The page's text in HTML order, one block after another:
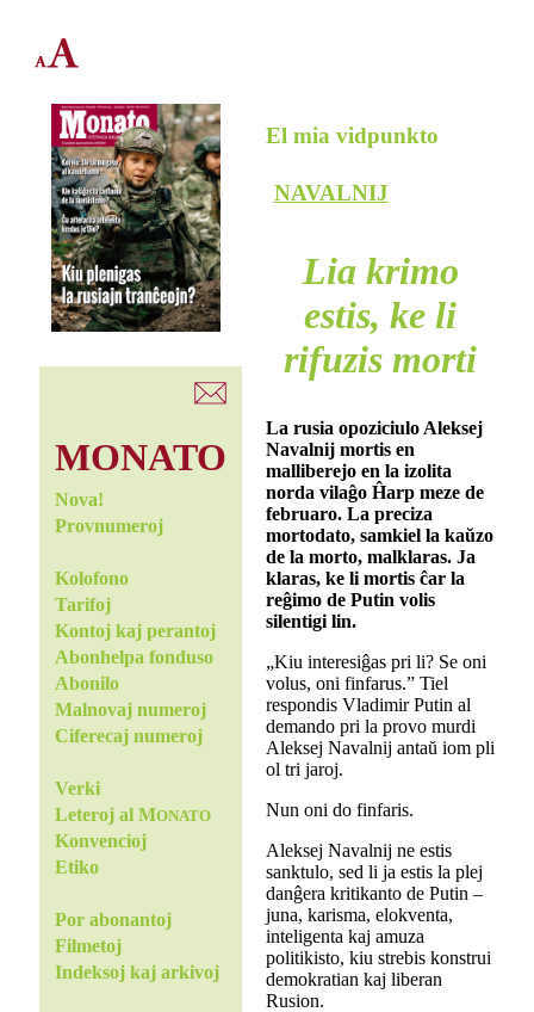
MONATO
Nova!
Provnumeroj
Kolofono
Tarifoj
Kontoj kaj perantoj
Abonhelpa fonduso
Abonilo
Malnovaj numeroj
Ciferecaj numeroj
Verki
Leteroj al MONATO
Konvencioj
Etiko
Por abonantoj
Filmetoj
Indeksoj kaj arkivoj
El mia vidpunkto
NAVALNIJ
Lia krimo
estis, ke li
rifuzis morti
La rusia opoziciulo Aleksej
Navalnij mortis en
malliberejo en la izolita
norda vilaĝo Ĥarp meze de
februaro. La preciza
mortodato, samkiel la kaŭzo
de la morto, malklaras. Ja
klaras, ke li mortis ĉar la
reĝimo de Putin volis
silentigi lin.
„Kiu interesiĝas pri li? Se oni
volus, oni finfarus.” Tiel
respondis Vladimir Putin al
demando pri la provo murdi
Aleksej Navalnij antaŭ iom pli
ol tri jaroj.
Nun oni do finfaris.
Aleksej Navalnij ne estis
sanktulo, sed li ja estis la plej
danĝera kritikanto de Putin –
juna, karisma, elokventa,
inteligenta kaj amuza
politikisto, kiu strebis konstrui
demokratian kaj liberan
Rusion.